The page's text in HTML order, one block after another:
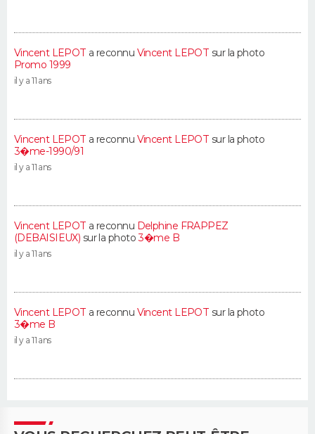
Vincent LEPOT a reconnu Vincent LEPOT sur la photo
Promo 1999
il y a 11 ans
Vincent LEPOT a reconnu Vincent LEPOT sur la photo
3�me-1990/91
il y a 11 ans
Vincent LEPOT a reconnu Delphine FRAPPEZ
(DEBAISIEUX) sur la photo3�me B
il y a 11 ans
Vincent LEPOT a reconnu Vincent LEPOT sur la photo
3�me B
il y a 11 ans